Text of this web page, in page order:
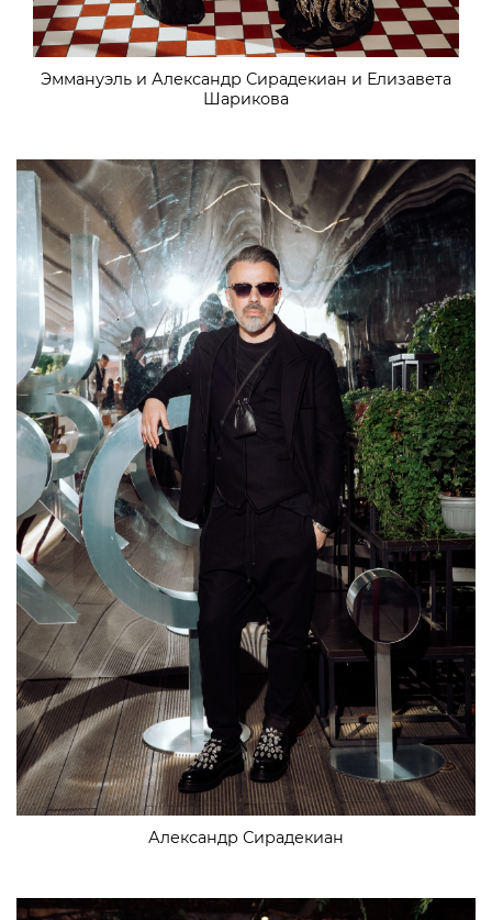
Эммануэль и Александр Сирадекиан и Елизавета
Шарикова
Александр Сирадекиан